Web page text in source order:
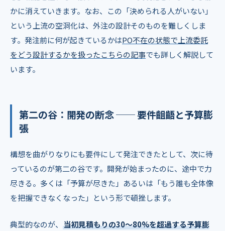
かに消えていきます。なお、この「決められる人がいない」
という上流の空洞化は、外注の設計そのものを難しくしま
す。発注前に何が起きているかはPO不在の状態で上流委託
をどう設計するかを扱ったこちらの記事でも詳しく解説して
います。
第二の谷：開発の断念 ── 要件齟齬と予算膨
張
構想を曲がりなりにも要件にして発注できたとして、次に待
っているのが第二の谷です。開発が始まったのに、途中で力
尽きる。多くは「予算が尽きた」あるいは「もう誰も全体像
を把握できなくなった」という形で頓挫します。
典型的なのが、 当初見積もりの30〜80%を超過する予算膨